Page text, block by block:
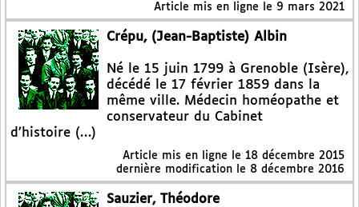
Article mis en ligne le 9 mars 2021
Crépu, (Jean-Baptiste) Albin
Né le 15 juin 1799 à Grenoble (Isère),
décédé le 17 février 1859 dans la
même ville. Médecin homéopathe et
conservateur du Cabinet
d’histoire (…)
Article mis en ligne le 18 décembre 2015
dernière modification le 8 décembre 2016
Sauzier, Théodore